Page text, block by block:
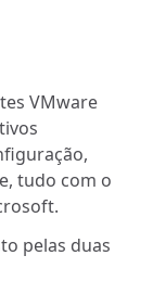
VMware
tudo com o
pelas duas